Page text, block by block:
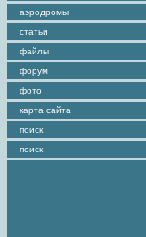
аэродромы
статьи
файлы
форум
фото
карта сайта
поиск
поиск